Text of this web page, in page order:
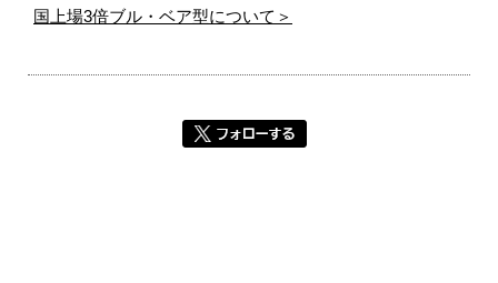
国上場3倍ブル・ベア型について＞